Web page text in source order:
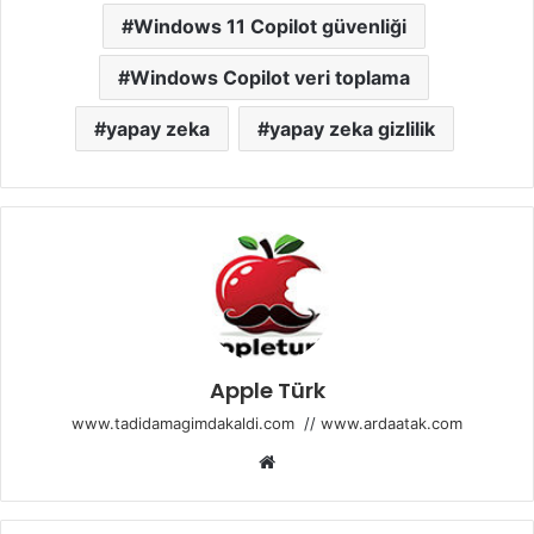
Windows 11 Copilot güvenliği
Windows Copilot veri toplama
yapay zeka yapay zeka gizlilik
Apple Türk
www.tadidamagimdakaldi.com // www.ardaatak.com
Web